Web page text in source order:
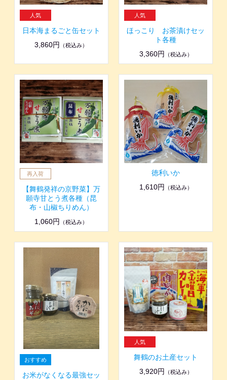
日本海まるごと缶セット
3,860円
（税込み）
ほっこり お茶漬けセッ
ト各種
3,360円
（税込み）
【舞鶴発祥の京野菜】万
願寺甘とう煮各種（昆
布・山椒ちりめん）
1,060円
（税込み）
徳利いか
1,610円
（税込み）
お米がなくなる最強セッ
舞鶴のお土産セット
3,920円 （税込み）